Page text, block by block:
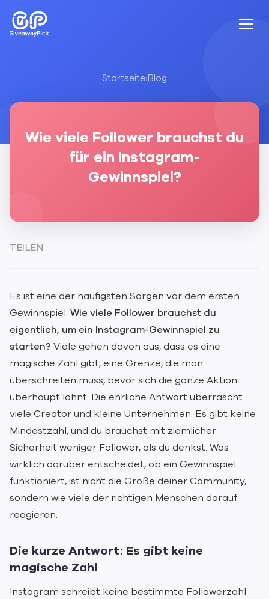
Startseite›Blog
Wie viele Follower brauchst du
für ein Instagram-
Gewinnspiel?
TEILEN
Es ist eine der häufigsten Sorgen vor dem ersten
Gewinnspiel: Wie viele Follower brauchst du
eigentlich, um ein Instagram-Gewinnspiel zu
starten? Viele gehen davon aus, dass es eine
magische Zahl gibt, eine Grenze, die man
überschreiten muss, bevor sich die ganze Aktion
überhaupt lohnt. Die ehrliche Antwort überrascht
viele Creator und kleine Unternehmen: Es gibt keine
Mindestzahl, und du brauchst mit ziemlicher
Sicherheit weniger Follower, als du denkst. Was
wirklich darüber entscheidet, ob ein Gewinnspiel
funktioniert, ist nicht die Größe deiner Community,
sondern wie viele der richtigen Menschen darauf
reagieren.
Die kurze Antwort: Es gibt keine
magische Zahl
Instagram schreibt keine bestimmte Followerzahl